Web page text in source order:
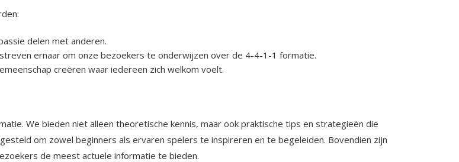
delen met anderen.
ernaar om onze bezoekers te onderwijzen over de 4-4-1-1 formatie.
creëren waar iedereen zich welkom voelt.
We bieden niet alleen theoretische kennis, maar ook praktische tips en strategieën die
om zowel beginners als ervaren spelers te inspireren en te begeleiden. Bovendien zijn
de meest actuele informatie te bieden.